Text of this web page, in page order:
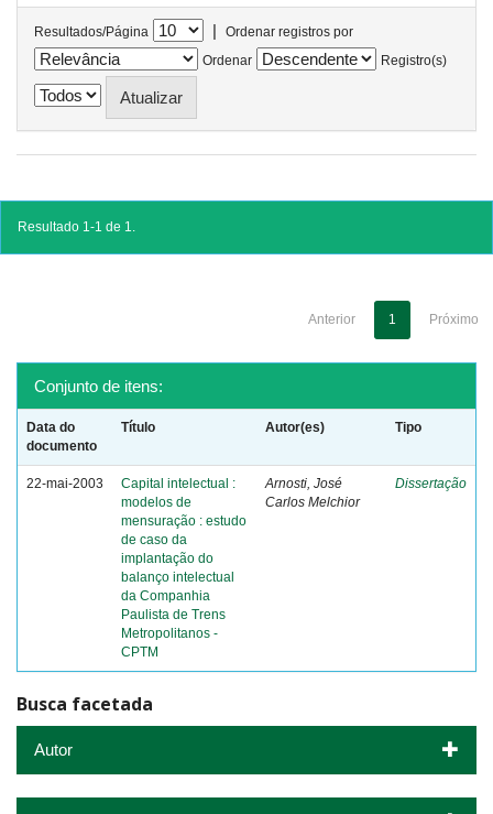
Resultados/Página |
Ordenar registros por
Ordenar
Registro(s)
Resultado 1-1 de 1.
Anterior 1 Próximo
Conjunto de itens:
Data do
documento
Título Autor(es) Tipo
22-mai-2003
Capital intelectual :
modelos de
mensuração : estudo
de caso da
implantação do
balanço intelectual
da Companhia
Paulista de Trens
Metropolitanos -
CPTM
Arnosti, José
Carlos Melchior
Dissertação
Busca facetada
Autor